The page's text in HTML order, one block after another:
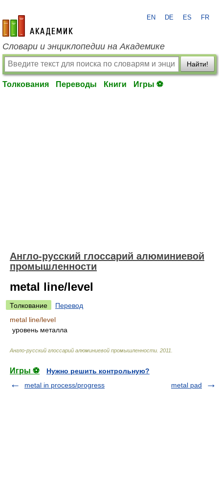
academic.ru
EN DE ES FR
Словари и энциклопедии на Академике
Найти!
Толкования Переводы Книги Игры ⚽
Англо-русский глоссарий алюминиевой
промышленности
metal line/level
Толкование
Перевод
metal line/level
уровень металла
Англо-русский глоссарий алюминиевой промышленности 2011
Игры ⚽
Нужно решить контрольную?
metal in process/progress
metal pad